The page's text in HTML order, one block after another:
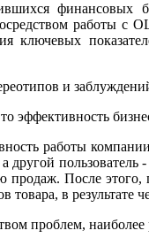
работы с
ключевых
и
эффективность
работы
После
в
проблем, наиболее